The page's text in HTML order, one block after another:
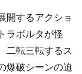
開するアクショ
ラボルタが怪
二転三転するス
爆破シーンの迫